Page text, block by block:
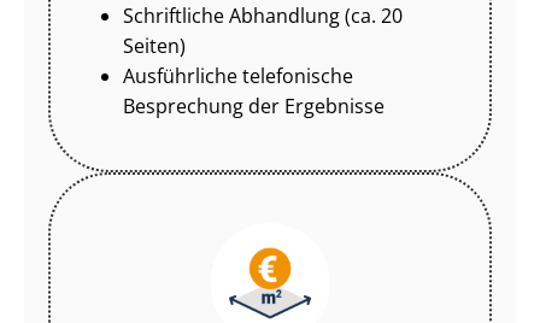
Schriftliche Abhandlung (ca. 20
Seiten)
Ausführliche telefonische
Besprechung der Ergebnisse